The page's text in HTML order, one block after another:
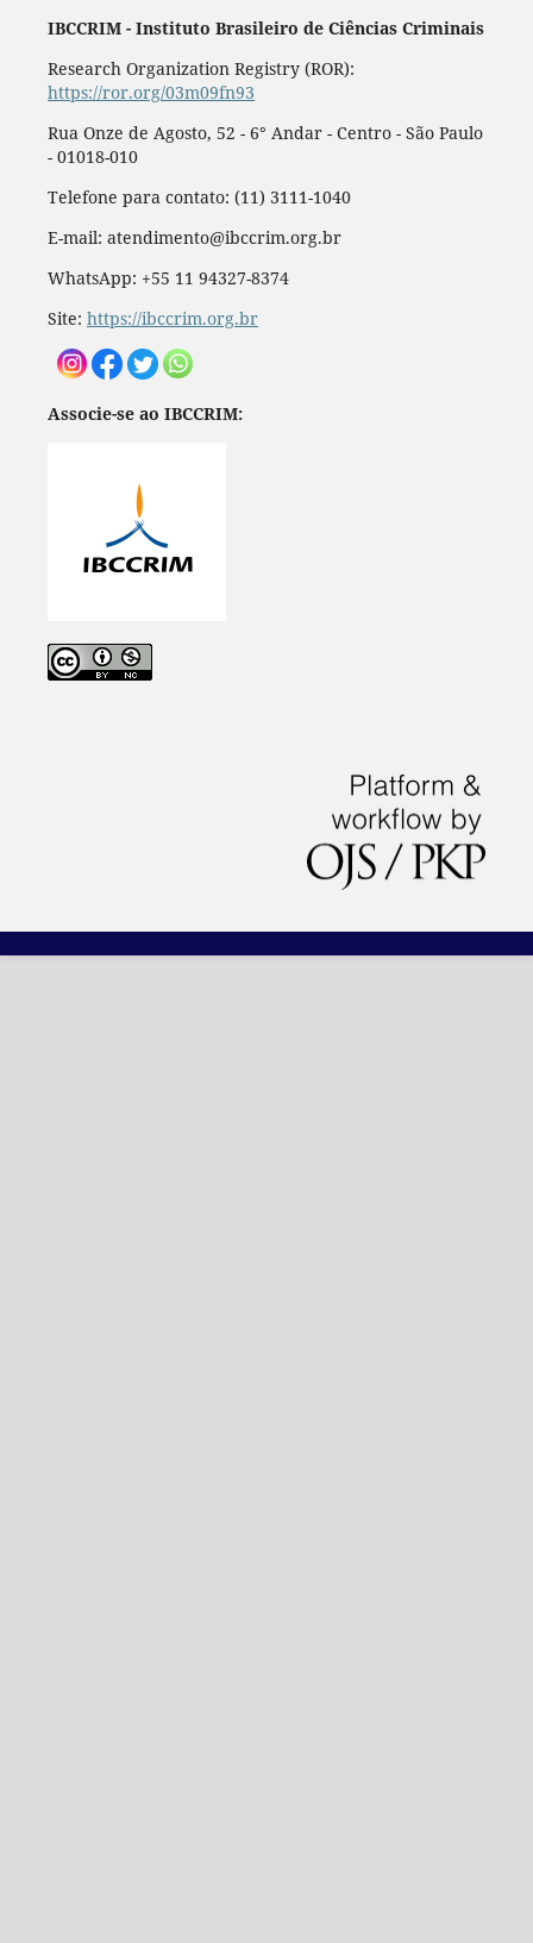
IBCCRIM - Instituto Brasileiro de Ciências Criminais
Research Organization Registry (ROR):
https://ror.org/03m09fn93
Rua Onze de Agosto, 52 - 6° Andar - Centro - São Paulo
- 01018-010
Telefone para contato: (11) 3111-1040
E-mail: atendimento@ibccrim.org.br
WhatsApp: +55 11 94327-8374
Site: https://ibccrim.org.br
Associe-se ao IBCCRIM: